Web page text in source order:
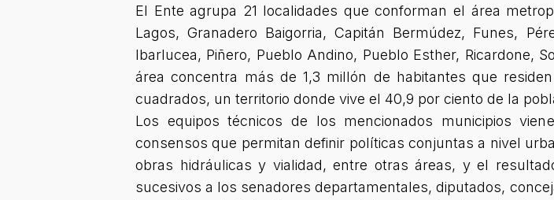
El Ente agrupa 21 localidades que conforman el área
Lagos, Granadero Baigorria, Capitán Bermúdez, Funes,
Ibarlucea, Piñero, Pueblo Andino, Pueblo Esther, Ricardone,
área concentra más de 1,3 millón de habitantes que
cuadrados, un territorio donde vive el 40,9 por ciento de la
Los equipos técnicos de los mencionados municipios
consensos que permitan definir políticas conjuntas a nivel
obras hidráulicas y vialidad, entre otras áreas, y el
sucesivos a los senadores departamentales, diputados,